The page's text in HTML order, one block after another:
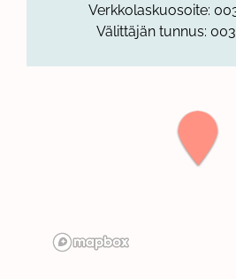
Verkkolaskuosoite:
Välittäjän tunnus: